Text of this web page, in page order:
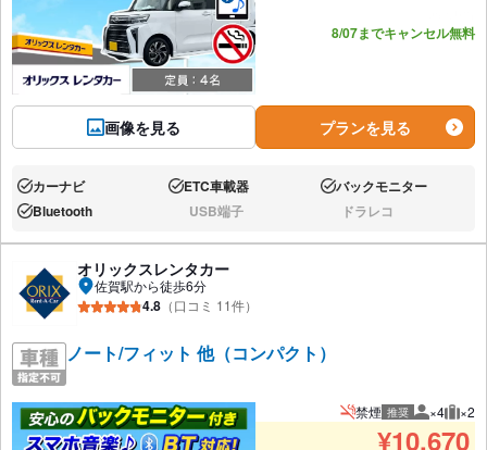
画像を見る
8/07までキャンセル無料
プランを見る
あり:カーナビ あり:ETC車載器 あり:バックモニター
あり:Bluetooth なし:USB端子 なし:ドラレコ
オリックスレンタカー
佐賀駅から徒歩6分
4.8 （口コミ 11件）
ノート/フィット 他（コンパクト）
禁煙 推奨 推奨人数
×4 推
×2
¥10,670